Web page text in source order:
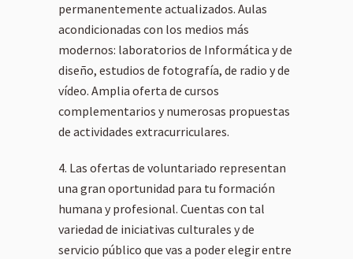
permanentemente actualizados. Aulas
acondicionadas con los medios más
modernos: laboratorios de Informática y de
diseño, estudios de fotografía, de radio y de
vídeo. Amplia oferta de cursos
complementarios y numerosas propuestas
de actividades extracurriculares.
Las ofertas de voluntariado representan
una gran oportunidad para tu formación
humana y profesional. Cuentas con tal
variedad de iniciativas culturales y de
servicio público que vas a poder elegir entre